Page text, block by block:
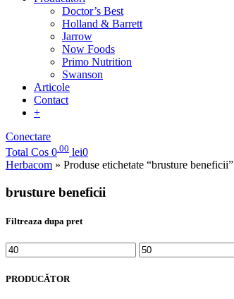
Doctor’s Best
Holland & Barrett
Jarrow
Now Foods
Primo Nutrition
Swanson
Articole
Contact
+
Conectare
Total Cos 0.00 lei0
Herbacom » Produse etichetate “brusture beneficii”
brusture beneficii
Filtreaza dupa pret
PRODUCĂTOR